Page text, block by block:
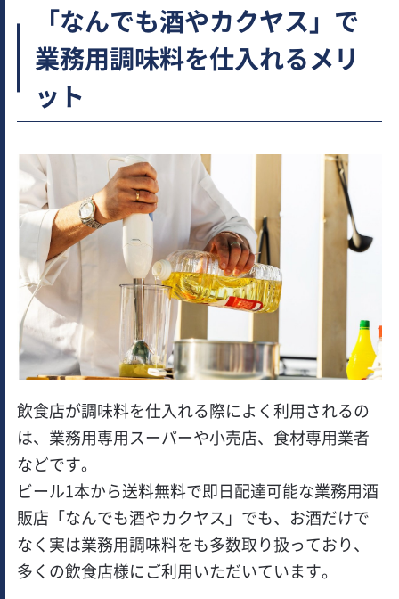
「なんでも酒やカクヤス」で
業務用調味料を仕入れるメリ
ット
飲食店が調味料を仕入れる際によく利用されるの
は、業務用専用スーパーや小売店、食材専用業者
などです。
ビール1本から送料無料で即日配達可能な業務用酒
販店「なんでも酒やカクヤス」でも、お酒だけで
なく実は業務用調味料をも多数取り扱っており、
多くの飲食店様にご利用いただいています。